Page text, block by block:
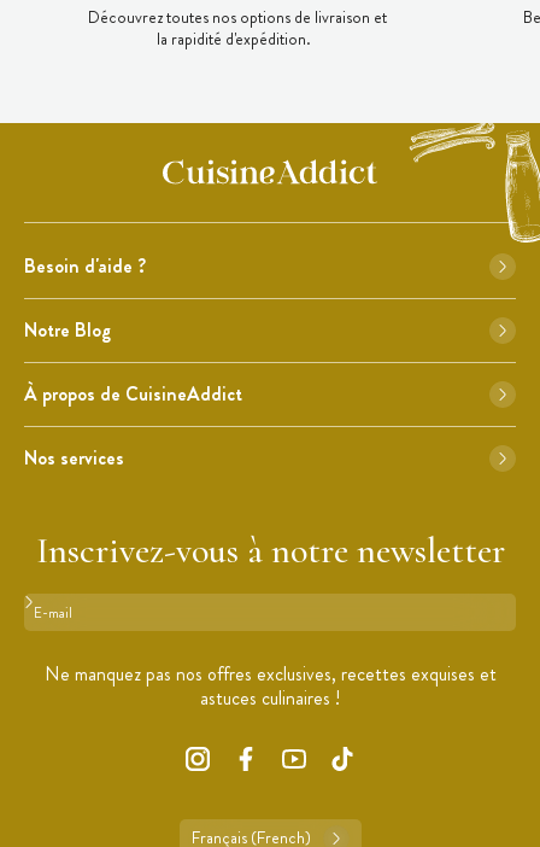
Découvrez toutes nos options de livraison et
la rapidité d'expédition.
Besoin d'aide ?
Notre Blog
À propos de CuisineAddict
Nos services
Inscrivez-vous à notre newsletter
Format : adresse@email.com
Ne manquez pas nos offres exclusives, recettes exquises et
astuces culinaires !
Français (French)